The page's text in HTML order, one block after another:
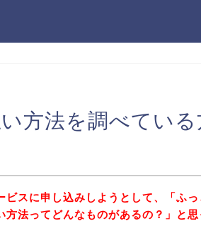
方法を調べている
ビスに申し込みしようとして、「ふっ
方法ってどんなものがあるの？」と思